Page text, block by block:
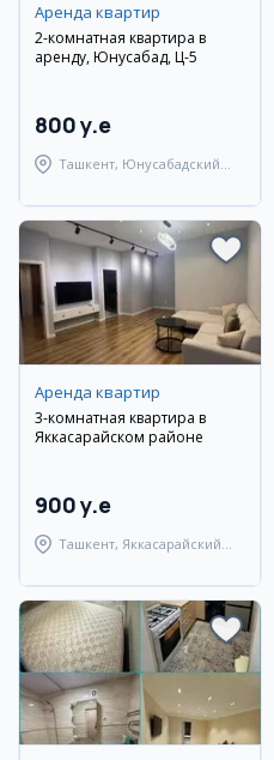
Аренда квартир
2-комнатная квартира в
аренду, Юнусабад, Ц-5
800 y.e
Ташкент, Юнусабадский
Аренда квартир
3-комнатная квартира в
Яккасарайском районе
900 y.e
Ташкент, Яккасарайский